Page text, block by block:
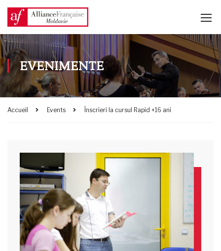
EVENIMENTE
Accueil Events Înscrieri la cursul Rapid +16 ani